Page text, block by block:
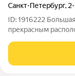
Санкт-Петербург,
ID: 1916222
прекрасным
м.
больше 3-х метров.